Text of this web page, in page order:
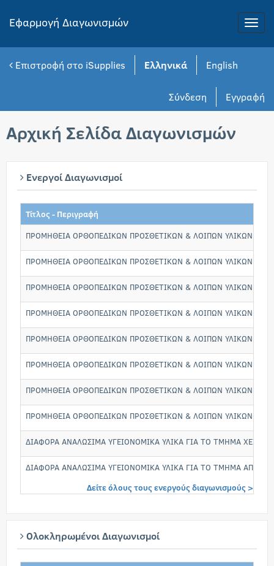
Toggle
Εφαρμογή Διαγωνισμών
Επιστροφή στο iSupplies Ελληνικά English
Εγγραφή
Σύνδεση
Αρχική Σελίδα Διαγωνισμών
Ενεργοί Διαγωνισμοί
Τίτλος - Περιγραφή
ΠΡΟΜΗΘΕΙΑ ΟΡΘΟΠΕΔΙΚΩΝ ΠΡΟΣΘΕΤΙΚΩΝ & ΛΟΙΠΩΝ ΥΛΙΚΩΝ
ΠΡΟΜΗΘΕΙΑ ΟΡΘΟΠΕΔΙΚΩΝ ΠΡΟΣΘΕΤΙΚΩΝ & ΛΟΙΠΩΝ ΥΛΙΚΩΝ
ΠΡΟΜΗΘΕΙΑ ΟΡΘΟΠΕΔΙΚΩΝ ΠΡΟΣΘΕΤΙΚΩΝ & ΛΟΙΠΩΝ ΥΛΙΚΩΝ
ΠΡΟΜΗΘΕΙΑ ΟΡΘΟΠΕΔΙΚΩΝ ΠΡΟΣΘΕΤΙΚΩΝ & ΛΟΙΠΩΝ ΥΛΙΚΩΝ
ΠΡΟΜΗΘΕΙΑ ΟΡΘΟΠΕΔΙΚΩΝ ΠΡΟΣΘΕΤΙΚΩΝ & ΛΟΙΠΩΝ ΥΛΙΚΩΝ
ΠΡΟΜΗΘΕΙΑ ΟΡΘΟΠΕΔΙΚΩΝ ΠΡΟΣΘΕΤΙΚΩΝ & ΛΟΙΠΩΝ ΥΛΙΚΩΝ
ΠΡΟΜΗΘΕΙΑ ΟΡΘΟΠΕΔΙΚΩΝ ΠΡΟΣΘΕΤΙΚΩΝ & ΛΟΙΠΩΝ ΥΛΙΚΩΝ
ΠΡΟΜΗΘΕΙΑ ΟΡΘΟΠΕΔΙΚΩΝ ΠΡΟΣΘΕΤΙΚΩΝ & ΛΟΙΠΩΝ ΥΛΙΚΩΝ
ΔΙΑΦΟΡΑ ΑΝΑΛΩΣΙΜΑ ΥΓΕΙΟΝΟΜΙΚΑ ΥΛΙΚΑ ΓΙΑ ΤΟ ΤΜΗΜΑ
ΔΙΑΦΟΡΑ ΑΝΑΛΩΣΙΜΑ ΥΓΕΙΟΝΟΜΙΚΑ ΥΛΙΚΑ ΓΙΑ ΤΟ ΤΜΗΜΑ
Δείτε όλους τους ενεργούς διαγωνισμούς >
Ολοκληρωμένοι Διαγωνισμοί